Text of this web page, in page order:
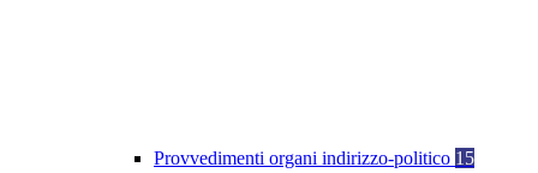
Provvedimenti organi indirizzo-politico 15